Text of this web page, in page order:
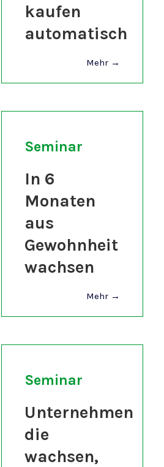
kaufen
automatisch
Mehr →
Seminar
In 6
Monaten
aus
Gewohnheit
wachsen
Mehr →
Seminar
Unternehmen
die
wachsen,